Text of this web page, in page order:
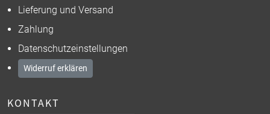
Lieferung und Versand
Zahlung
Datenschutzeinstellungen
Widerruf erklären
KONTAKT